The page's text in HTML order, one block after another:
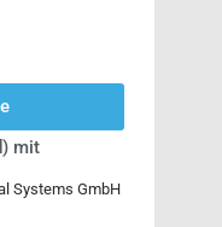
mit
Systems GmbH